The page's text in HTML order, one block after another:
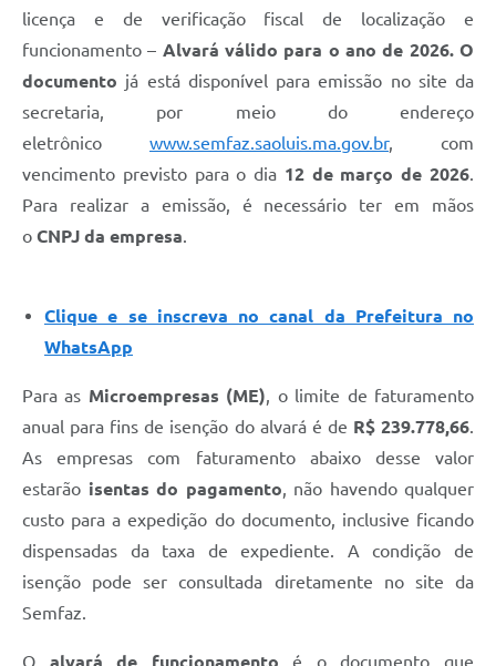
licença e de verificação fiscal de localização e
funcionamento – Alvará válido para o ano de 2026. O
documento já está disponível para emissão no site da
secretaria, por meio do endereço
eletrônico www.semfaz.saoluis.ma.gov.br, com
vencimento previsto para o dia 12 de março de 2026.
Para realizar a emissão, é necessário ter em mãos
o CNPJ da empresa.
Clique e se inscreva no canal da Prefeitura no
WhatsApp
Para as Microempresas (ME), o limite de faturamento
anual para fins de isenção do alvará é de R$ 239.778,66.
As empresas com faturamento abaixo desse valor
estarão isentas do pagamento, não havendo qualquer
custo para a expedição do documento, inclusive ficando
dispensadas da taxa de expediente. A condição de
isenção pode ser consultada diretamente no site da
Semfaz.
O alvará de funcionamento é o documento que